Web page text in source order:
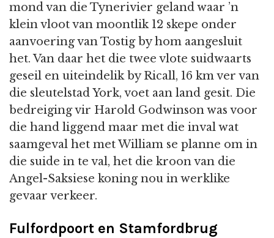
mond van die Tynerivier geland waar ’n
klein vloot van moontlik 12 skepe onder
aanvoering van Tostig by hom aangesluit
het. Van daar het die twee vlote suidwaarts
geseil en uiteindelik by Ricall, 16 km ver van
die sleutelstad York, voet aan land gesit. Die
bedreiging vir Harold Godwinson was voor
die hand liggend maar met die inval wat
saamgeval het met William se planne om in
die suide in te val, het die kroon van die
Angel-Saksiese koning nou in werklike
gevaar verkeer.
Fulfordpoort en Stamfordbrug